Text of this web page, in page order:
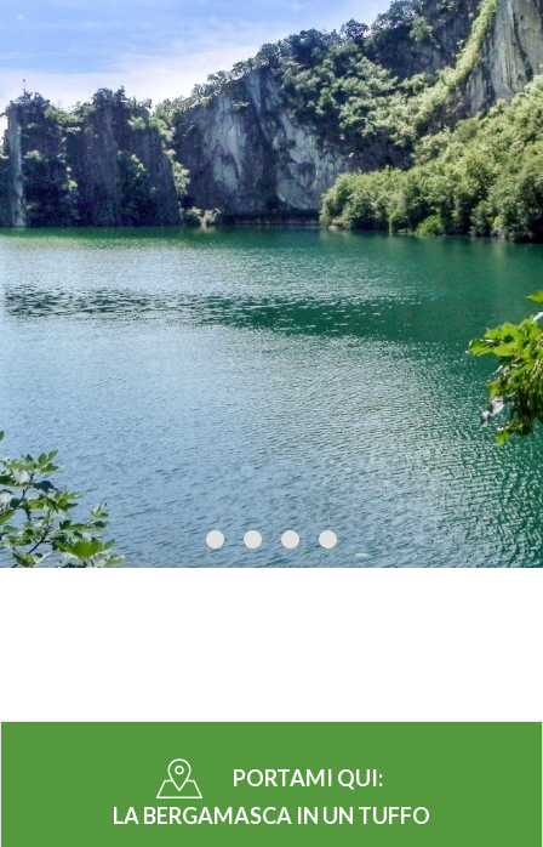
Ce n’è per tutti i gusti: dalraftingallacanoae alla
. Per i più audaci, anche la b, ilwindsurfing, il
kitesurfing
wakeboarde leimmersioni!
Scopri di più sugliSPORT ACQUATICI A BERGAMO
PORTAMI QUI:
LA BERGAMASCA IN UN TUFFO